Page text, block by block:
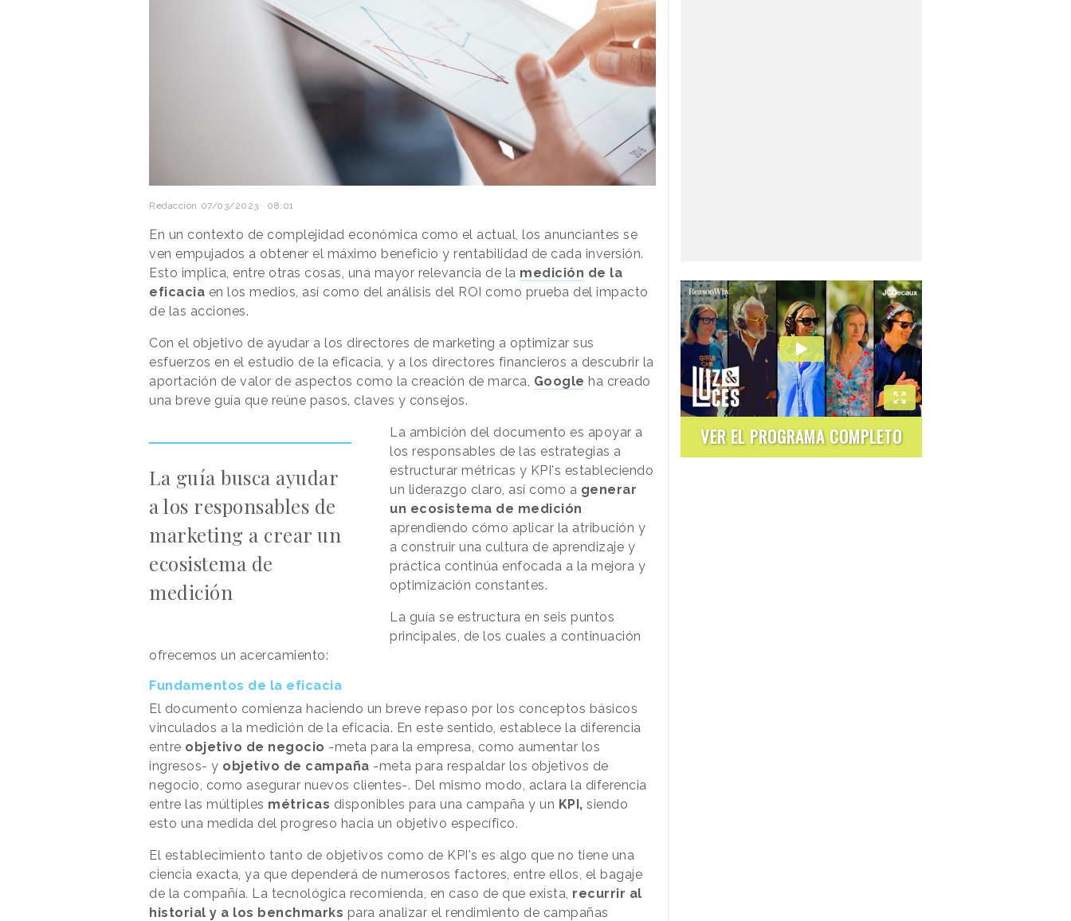
Redacción 07/03/2023 · 08:01
En un contexto de complejidad económica como el actual, los anunciantes se
ven empujados a obtener el máximo beneficio y rentabilidad de cada inversión.
Esto implica, entre otras cosas, una mayor relevancia de la medición de la
eficacia en los medios, así como del análisis del ROI como prueba del impacto
de las acciones.
Con el objetivo de ayudar a los directores de marketing a optimizar sus
esfuerzos en el estudio de la eficacia, y a los directores financieros a descubrir la
aportación de valor de aspectos como la creación de marca, Google ha creado
una breve guía que reúne pasos, claves y consejos.
La guía busca ayudar
a los responsables de
marketing a crear un
ecosistema de
medición
La ambición del documento es apoyar a
los responsables de las estrategias a
estructurar métricas y KPI's estableciendo
un liderazgo claro, así como a generar
un ecosistema de medición
aprendiendo cómo aplicar la atribución y
a construir una cultura de aprendizaje y
práctica continúa enfocada a la mejora y
optimización constantes.
La guía se estructura en seis puntos
principales, de los cuales a continuación
ofrecemos un acercamiento:
Fundamentos de la eficacia
El documento comienza haciendo un breve repaso por los conceptos básicos
vinculados a la medición de la eficacia. En este sentido, establece la diferencia
entre objetivo de negocio -meta para la empresa, como aumentar los
ingresos- y objetivo de campaña -meta para respaldar los objetivos de
negocio, como asegurar nuevos clientes-. Del mismo modo, aclara la diferencia
entre las múltiples métricas disponibles para una campaña y un KPI, siendo
esto una medida del progreso hacia un objetivo específico.
El establecimiento tanto de objetivos como de KPI's es algo que no tiene una
ciencia exacta, ya que dependerá de numerosos factores, entre ellos, el bagaje
de la compañía. La tecnológica recomienda, en caso de que exista, recurrir al
historial y a los benchmarks para analizar el rendimiento de campañas
VER EL PROGRAMA COMPLETO